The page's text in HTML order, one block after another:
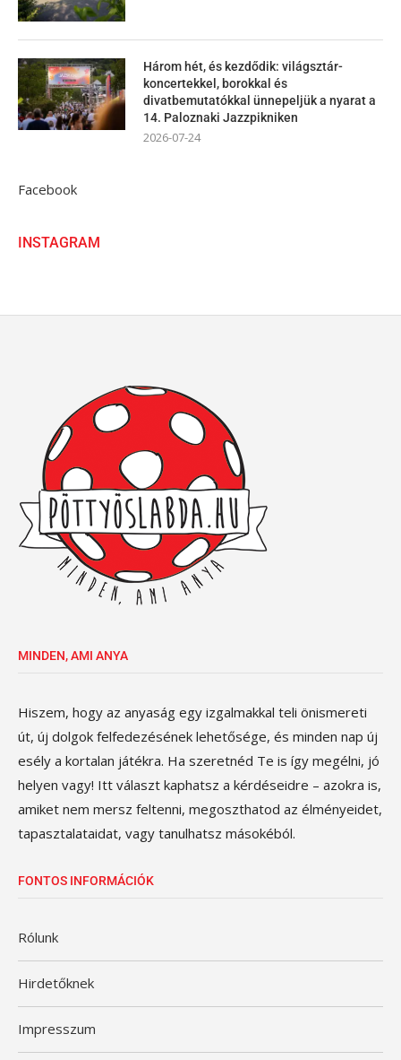
Három hét, és kezdődik: világsztár-
koncertekkel, borokkal és
divatbemutatókkal ünnepeljük a nyarat a
14. Paloznaki Jazzpikniken
2026-07-24
Facebook
INSTAGRAM
MINDEN, AMI ANYA
Hiszem, hogy az anyaság egy izgalmakkal teli önismereti
út, új dolgok felfedezésének lehetősége, és minden nap új
esély a kortalan játékra. Ha szeretnéd Te is így megélni, jó
helyen vagy! Itt választ kaphatsz a kérdéseidre – azokra is,
amiket nem mersz feltenni, megoszthatod az élményeidet,
tapasztalataidat, vagy tanulhatsz másokéból.
FONTOS INFORMÁCIÓK
Rólunk
Hirdetőknek
Impresszum